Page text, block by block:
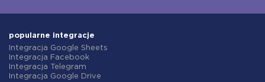
popularne integracje
Integracja Google Sheets
Integracja Facebook
Integracja Telegram
Integracja Google Drive